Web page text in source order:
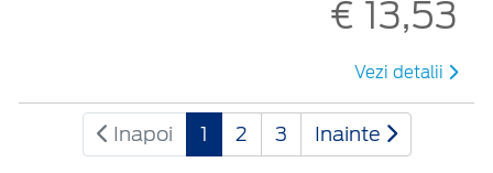
€ 13,53
Vezi detalii
Inapoi 1 2 3 Inainte